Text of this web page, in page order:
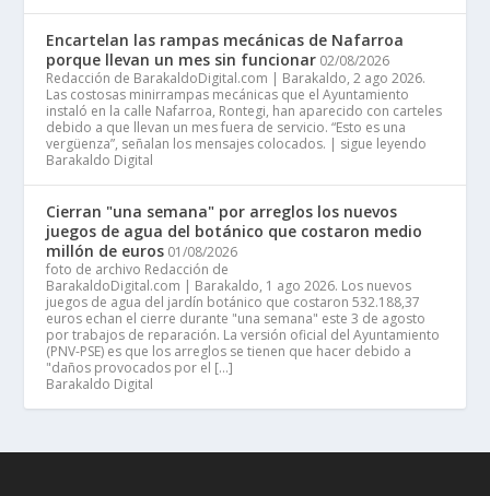
Encartelan las rampas mecánicas de Nafarroa
porque llevan un mes sin funcionar 02/08/2026
Redacción de BarakaldoDigital.com | Barakaldo, 2 ago 2026.
Las costosas minirrampas mecánicas que el Ayuntamiento
instaló en la calle Nafarroa, Rontegi, han aparecido con carteles
debido a que llevan un mes fuera de servicio. “Esto es una
vergüenza”, señalan los mensajes colocados. | sigue leyendo
Barakaldo Digital
Cierran "una semana" por arreglos los nuevos
juegos de agua del botánico que costaron medio
millón de euros 01/08/2026
foto de archivo Redacción de
BarakaldoDigital.com | Barakaldo, 1 ago 2026. Los nuevos
juegos de agua del jardín botánico que costaron 532.188,37
euros echan el cierre durante "una semana" este 3 de agosto
por trabajos de reparación. La versión oficial del Ayuntamiento
(PNV-PSE) es que los arreglos se tienen que hacer debido a
"daños provocados por el […]
Barakaldo Digital